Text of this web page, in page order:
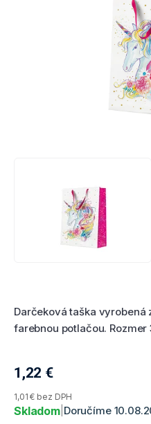
Darčeková taška vyrobená
farebnou potlačou. Rozmer
1,22 €
Aktuálna cena produktu
1,01 € bez DPH
Skladom| Doručíme